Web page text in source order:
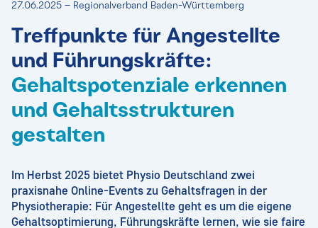
27.06.2025 – Regionalverband Baden-Württemberg
Treffpunkte für Angestellte
und Führungskräfte:
Gehaltspotenziale erkennen
und Gehaltsstrukturen
gestalten
Im Herbst 2025 bietet Physio Deutschland zwei
praxisnahe Online-Events zu Gehaltsfragen in der
Physiotherapie: Für Angestellte geht es um die eigene
Gehaltsoptimierung, Führungskräfte lernen, wie sie faire